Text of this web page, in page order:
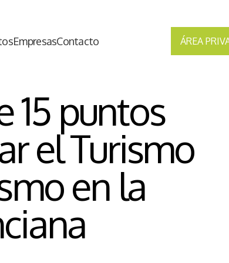
EmpresasContacto ÁREA
15 puntos
el Turismo
en la